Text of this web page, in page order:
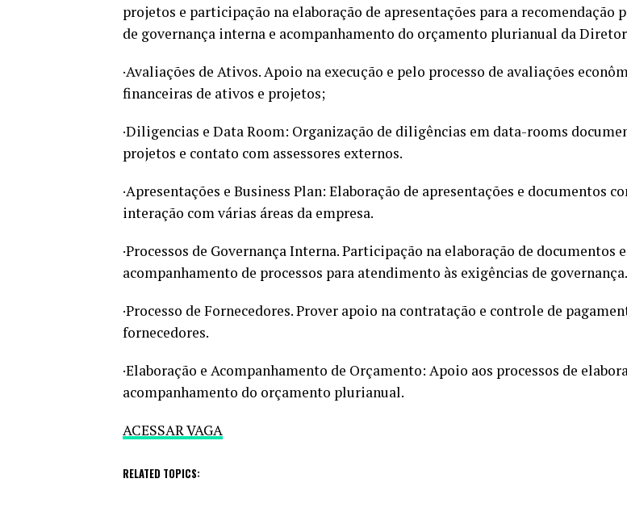
projetos e participação na elaboração de apresentações para a recomendação
de governança interna e acompanhamento do orçamento plurianual da
·Avaliações de Ativos. Apoio na execução e pelo processo de avaliações
financeiras de ativos e projetos;
·Diligencias e Data Room: Organização de diligências em data-rooms
projetos e contato com assessores externos.
·Apresentações e Business Plan: Elaboração de apresentações e documentos
interação com várias áreas da empresa.
·Processos de Governança Interna. Participação na elaboração de documentos e
acompanhamento de processos para atendimento às exigências de governança.
·Processo de Fornecedores. Prover apoio na contratação e controle de
fornecedores.
·Elaboração e Acompanhamento de Orçamento: Apoio aos processos de
acompanhamento do orçamento plurianual.
ACESSAR VAGA
RELATED TOPICS: